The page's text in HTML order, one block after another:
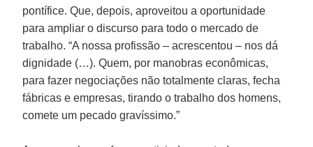
pontífice. Que, depois, aproveitou a oportunidade
para ampliar o discurso para todo o mercado de
trabalho. “A nossa profissão – acrescentou – nos dá
dignidade (…). Quem, por manobras econômicas,
para fazer negociações não totalmente claras, fecha
fábricas e empresas, tirando o trabalho dos homens,
comete um pecado gravíssimo.”